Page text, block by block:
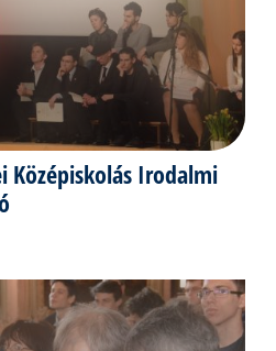
Középiskolás Irodalmi